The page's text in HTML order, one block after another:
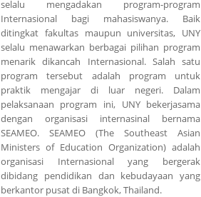
selalu mengadakan program-program
Internasional bagi mahasiswanya. Baik
ditingkat fakultas maupun universitas, UNY
selalu menawarkan berbagai pilihan program
menarik dikancah Internasional. Salah satu
program tersebut adalah program untuk
praktik mengajar di luar negeri. Dalam
pelaksanaan program ini, UNY bekerjasama
dengan organisasi internasinal bernama
SEAMEO. SEAMEO (The Southeast Asian
Ministers of Education Organization) adalah
organisasi Internasional yang bergerak
dibidang pendidikan dan kebudayaan yang
berkantor pusat di Bangkok, Thailand.